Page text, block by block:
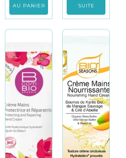
AU PANIER
SUITE